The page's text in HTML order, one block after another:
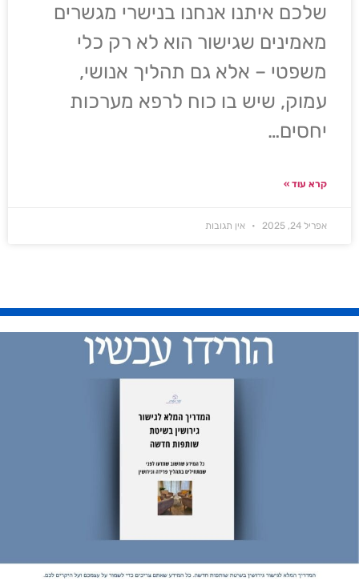
שלכם איתנו אנחנו בנישרי מגשרים
מאמינים שגישור הוא לא רק כלי
משפטי – אלא גם תהליך אנושי,
עמוק, שיש בו כוח לרפא מערכות
יחסים…
קרא עוד »
אפריל 24, 2025 אין תגובות